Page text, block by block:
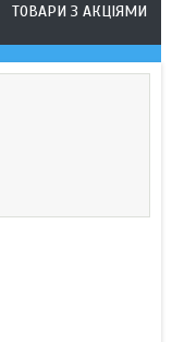
ТОВАРИ З АКЦІЯМИ